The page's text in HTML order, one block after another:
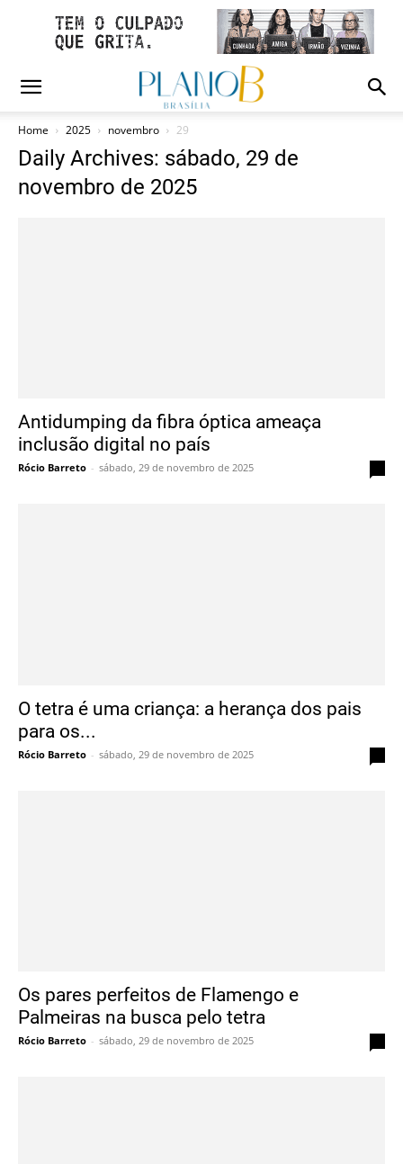
Home 2025 novembro 29
Daily Archives: sábado, 29 de
novembro de 2025
Antidumping da fibra óptica ameaça
inclusão digital no país
Rócio Barreto - sábado, 29 de novembro de 2025
O tetra é uma criança: a herança dos pais
para os...
Rócio Barreto - sábado, 29 de novembro de 2025
Os pares perfeitos de Flamengo e
Palmeiras na busca pelo tetra
Rócio Barreto - sábado, 29 de novembro de 2025